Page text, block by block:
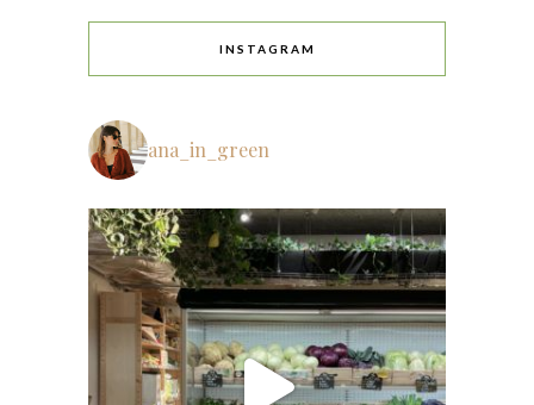
INSTAGRAM
ana_in_green